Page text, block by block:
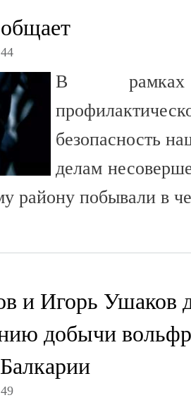
В рамках
безопасность
делам
району побывали в
и Игорь Ушаков
добычи